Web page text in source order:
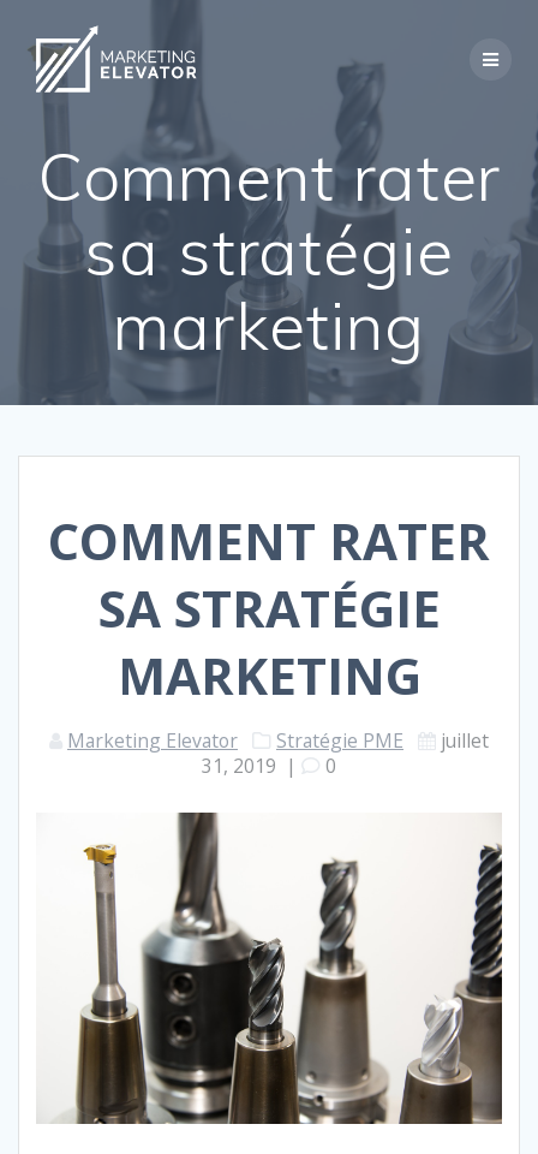
Comment rater
sa stratégie
marketing
COMMENT RATER
SA STRATÉGIE
MARKETING
Marketing Elevator Stratégie PME
juillet
31, 2019 | 0